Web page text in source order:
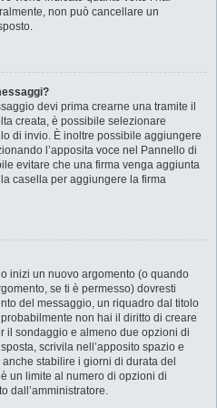
non può cancellare un
devi prima crearne una tramite il
creata, è possibile selezionare
di invio. È inoltre possibile aggiungere
l’apposita voce nel Pannello di
evitare che una firma venga aggiunta
casella per aggiungere la firma
inizi un nuovo argomento (o quando
se ti è permesso) dovresti
del messaggio, un riquadro dal titolo
non hai il diritto di creare
il sondaggio e almeno due opzioni di
scrivila nell’apposito spazio e
anche stabilire i giorni di durata del
un limite al numero di opzioni di
dall’amministratore.